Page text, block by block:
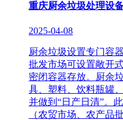
重庆厨余垃圾处理设
2025-04-08
厨余垃圾设置专门容
批发市场可设置敞开
密闭容器存放。厨余
具、塑料、饮料瓶罐
并做到“日产日清”。
（农贸市场、农产品